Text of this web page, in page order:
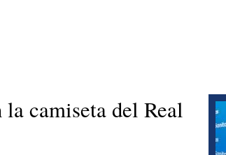
camiseta del Real